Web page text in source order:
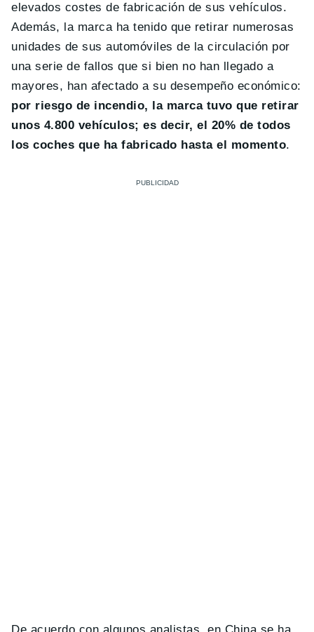
elevados costes de fabricación de sus vehículos.
Además, la marca ha tenido que retirar numerosas
unidades de sus automóviles de la circulación por
una serie de fallos que si bien no han llegado a
mayores, han afectado a su desempeño económico:
por riesgo de incendio, la marca tuvo que retirar
unos 4.800 vehículos; es decir, el 20% de todos
los coches que ha fabricado hasta el momento.